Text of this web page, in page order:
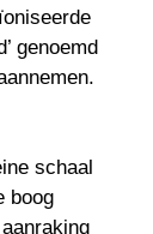
genoemd
schaal
boog